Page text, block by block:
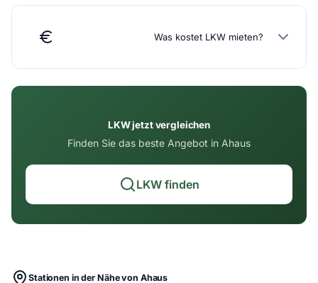
Was kostet LKW mieten?
LKW jetzt vergleichen
Finden Sie das beste Angebot in Ahaus
LKW finden
Stationen in der Nähe von Ahaus